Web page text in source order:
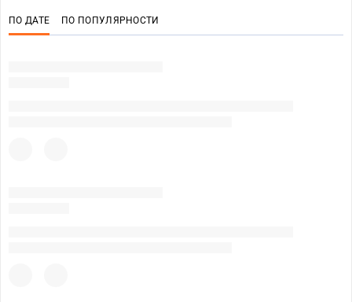
ПО ДАТЕ ПО ПОПУЛЯРНОСТИ